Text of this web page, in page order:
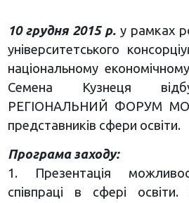
10 грудня 2015 р. у рамках
університетського
національному економічному
Семена Кузнеця
РЕГІОНАЛЬНИЙ ФОРУМ
представників сфери освіти.
Програма заходу:
1. Презентація
співпраці в сфері освіти.